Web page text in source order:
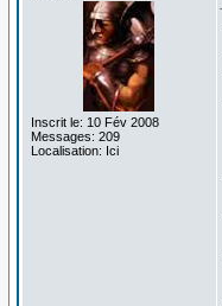
Inscrit le: 10 Fév 2008
Messages: 209
Localisation: Ici